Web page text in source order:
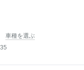
車種を選ぶ